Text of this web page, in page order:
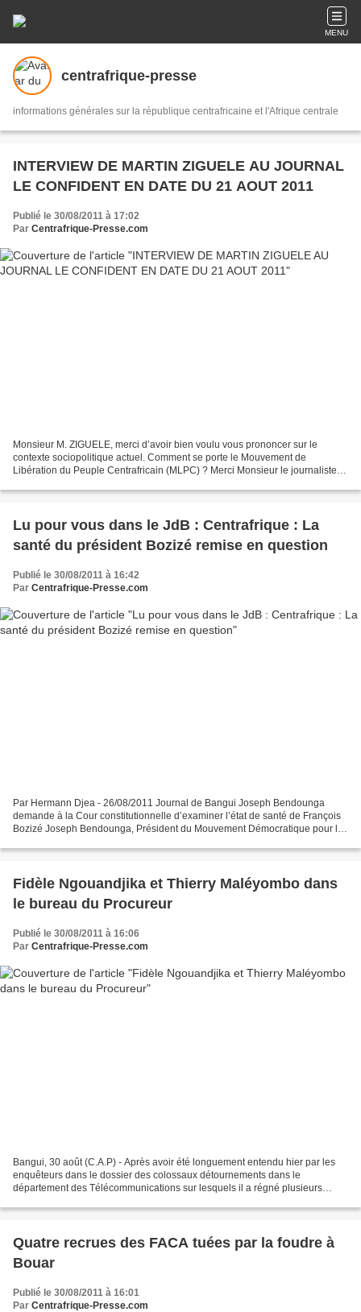
MENU
centrafrique-presse
informations générales sur la république centrafricaine et l'Afrique centrale
INTERVIEW DE MARTIN ZIGUELE AU JOURNAL
LE CONFIDENT EN DATE DU 21 AOUT 2011
Publié le 30/08/2011 à 17:02
Par Centrafrique-Presse.com
Monsieur M. ZIGUELE, merci d’avoir bien voulu vous prononcer sur le
contexte sociopolitique actuel. Comment se porte le Mouvement de
Libération du Peuple Centrafricain (MLPC) ? Merci Monsieur le journaliste,
Lu pour vous dans le JdB : Centrafrique : La
santé du président Bozizé remise en question
Publié le 30/08/2011 à 16:42
Par Centrafrique-Presse.com
Par Hermann Djea - 26/08/2011 Journal de Bangui Joseph Bendounga
demande à la Cour constitutionnelle d’examiner l’état de santé de François
Bozizé Joseph Bendounga, Président du Mouvement Démocratique pour la
Fidèle Ngouandjika et Thierry Maléyombo dans
le bureau du Procureur
Publié le 30/08/2011 à 16:06
Par Centrafrique-Presse.com
Bangui, 30 août (C.A.P) - Après avoir été longuement entendu hier par les
enquêteurs dans le dossier des colossaux détournements dans le
département des Télécommunications sur lesquels il a régné plusieurs
Quatre recrues des FACA tuées par la foudre à
Bouar
Publié le 30/08/2011 à 16:01
Par Centrafrique-Presse.com